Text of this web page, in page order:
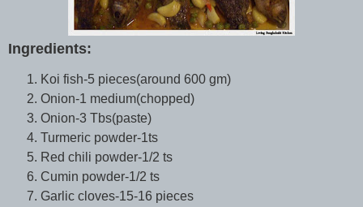
Ingredients:
Koi fish-5 pieces(around 600 gm)
Onion-1 medium(chopped)
Onion-3 Tbs(paste)
Turmeric powder-1ts
Red chili powder-1/2 ts
Cumin powder-1/2 ts
Garlic cloves-15-16 pieces